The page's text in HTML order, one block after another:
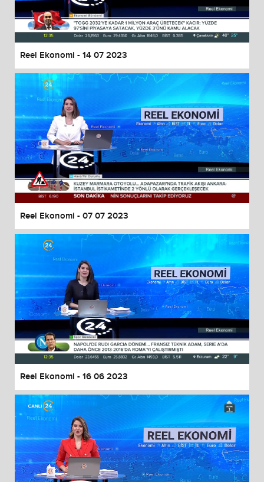
End of dialog window.
Reel Ekonomi - 14 07 2023
Reel Ekonomi - 07 07 2023
Reel Ekonomi - 16 06 2023